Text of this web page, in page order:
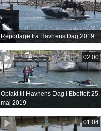
Reportage fra Havnens Dag 2019
02:00
Optakt til Havnens Dag i Ebeltoft 25.
maj 2019
01:04